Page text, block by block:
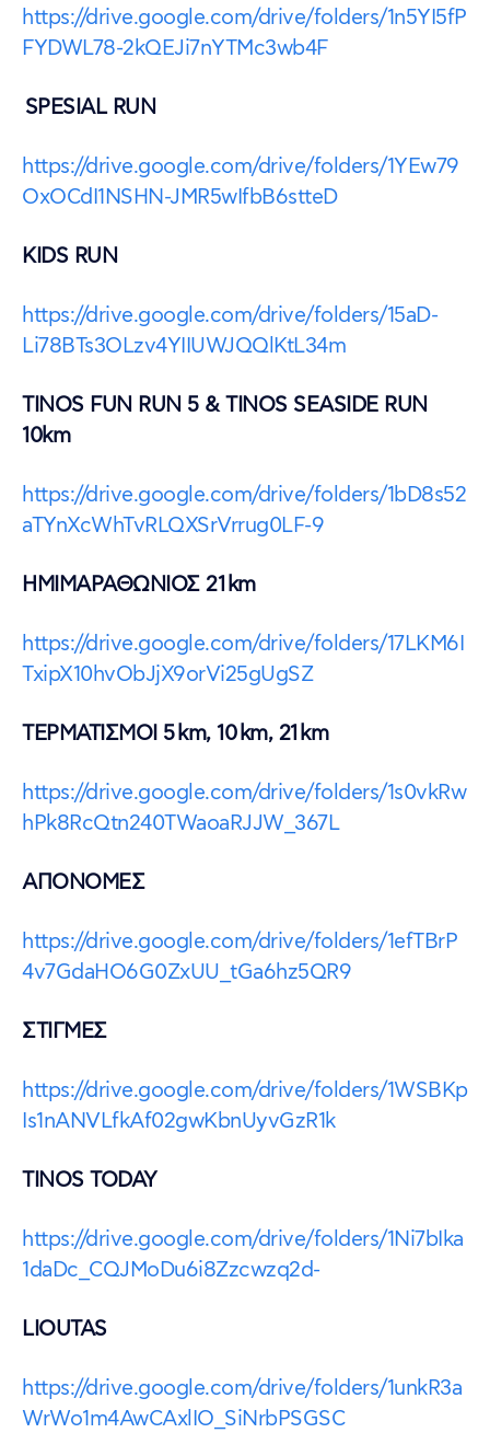
https://drive.google.com/drive/folders/1n5YI5fP
FYDWL78-2kQEJi7nYTMc3wb4F
SPESIAL RUN
https://drive.google.com/drive/folders/1YEw79
OxOCdI1NSHN-JMR5wIfbB6stteD
KIDS RUN
https://drive.google.com/drive/folders/15aD-
Li78BTs3OLzv4YIIUWJQQlKtL34m
TINOS FUN RUN 5 & TINOS SEASIDE RUN
10km
https://drive.google.com/drive/folders/1bD8s52
aTYnXcWhTvRLQXSrVrrug0LF-9
ΗΜΙΜΑΡΑΘΩΝΙΟΣ 21km
https://drive.google.com/drive/folders/17LKM6I
TxipX10hvObJjX9orVi25gUgSZ
ΤΕΡΜΑΤΙΣΜΟΙ 5km, 10km, 21km
https://drive.google.com/drive/folders/1s0vkRw
hPk8RcQtn240TWaoaRJJW_367L
ΑΠΟΝΟΜΕΣ
https://drive.google.com/drive/folders/1efTBrP
4v7GdaHO6G0ZxUU_tGa6hz5QR9
ΣΤΙΓΜΕΣ
https://drive.google.com/drive/folders/1WSBKp
Is1nANVLfkAf02gwKbnUyvGzR1k
TINOS TODAY
https://drive.google.com/drive/folders/1Ni7bIka
1daDc_CQJMoDu6i8Zzcwzq2d-
LIOUTAS
https://drive.google.com/drive/folders/1unkR3a
WrWo1m4AwCAxlIO_SiNrbPSGSC